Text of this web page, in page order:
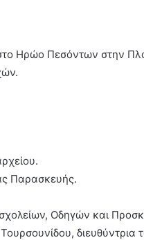
Ηρώο Πεσόντων στην
Παρασκευής.
Οδηγών και
διευθύντρια